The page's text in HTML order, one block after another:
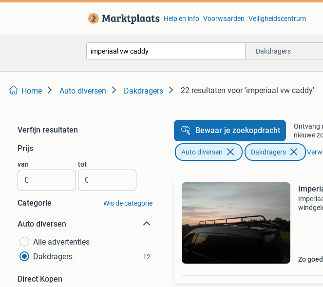
Help en info Voorwaarden Veiligheidscentrum
Dakdragers
Home Auto diversen Dakdragers 22 resultaten voor 'imperiaal vw caddy'
Verfijn resultaten
Prijs
van
€
tot
€
Categorie Wis de categorie
Auto diversen
Alle advertenties
Dakdragers
12
Direct Kopen
Bewaar je zoekopdracht
Ontvang
nieuwe
Auto diversen Dakdragers
Zo